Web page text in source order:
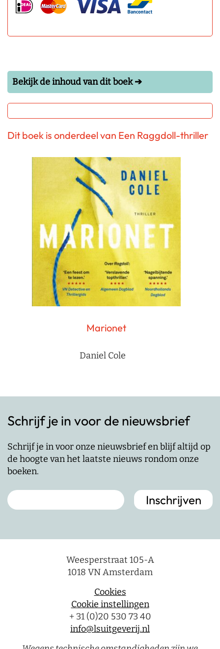
Bekijk de inhoud van dit boek ➔
Dit boek is onderdeel van Een Raggdoll-thriller
Marionet
Daniel Cole
Schrijf je in voor de nieuwsbrief
Schrijf je in voor onze nieuwsbrief en blijf altijd op
de hoogte van het laatste nieuws rondom onze
boeken.
Weesperstraat 105-A
1018 VN Amsterdam
Cookies
Cookie instellingen
+ 31 (0)20 530 73 40
info@lsuitgeverij.nl